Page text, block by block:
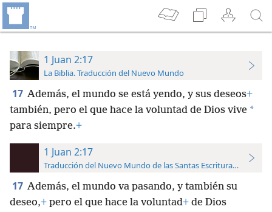
1 Juan 2:17
La Biblia. Traducción del Nuevo Mundo
17 Además, el mundo se está yendo, y sus deseos+
también, pero el que hace la voluntad de Dios vive *
para siempre.+
1 Juan 2:17
Traducción del Nuevo Mundo de las Santas Escrituras (con
17 Además, el mundo va pasando, y también su
deseo,+ pero el que hace la voluntad+ de Dios